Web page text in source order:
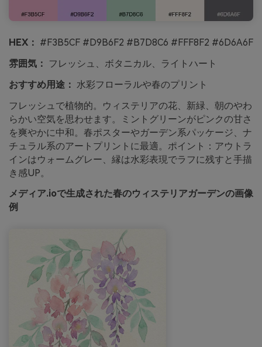
HEX： #F3B5CF #D9B6F2 #B7D8C6 #FFF8F2 #6D6A6F
雰囲気：
フレッシュ、ボタニカル、ライトハート
おすすめ用途： 水彩フローラルや春のプリント
フレッシュで植物的。ウィステリアの花、新緑、朝のやわ
らかい空気を思わせます。ミントグリーンがピンクの甘さ
を爽やかに中和。春ポスターやガーデン系パッケージ、ナ
チュラル系のアートプリントに最適。ポイント：アウトラ
インはウォームグレー、縁は水彩表現でラフに残すと手描
き感UP。
メディア.ioで生成された春のウィステリアガーデンの画像
例